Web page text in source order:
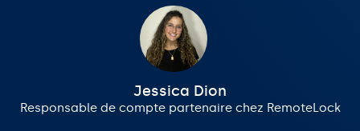
Jessica Dion
Responsable de compte partenaire chez RemoteLock